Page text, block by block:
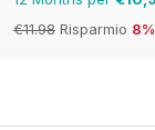
€11.98 Risparmio 8%